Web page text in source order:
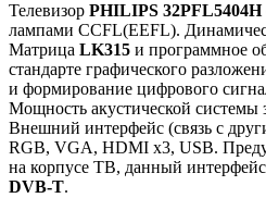
Телевизор PHILIPS 32PFL5404H
лампами CCFL(EEFL).
Матрица LK315 и программное
стандарте графического
и формирование цифрового
Мощность акустической системы
Внешний интерфейс (связь с
RGB, VGA, HDMI x3, USB.
на корпусе ТВ, данный
DVB-T.